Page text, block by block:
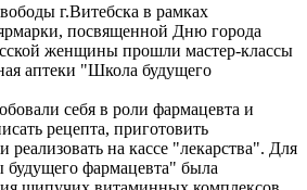
г.Витебска в рамках
посвященной Дню города
женщины прошли мастер-классы
аптеки "Школа будущего
себя в роли фармацевта и
рецепта, приготовить
на кассе "лекарства". Для
фармацевта" была